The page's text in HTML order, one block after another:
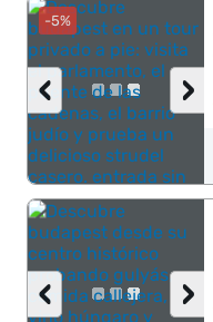
-5%
›
‹
›
‹